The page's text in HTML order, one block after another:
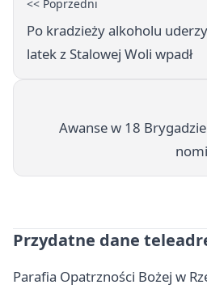
<< Poprzedni
Po kradzieży alkoholu
latek z Stalowej Woli wpadł
Awanse w 18
Przydatne dane
Parafia Opatrzności Bożej w